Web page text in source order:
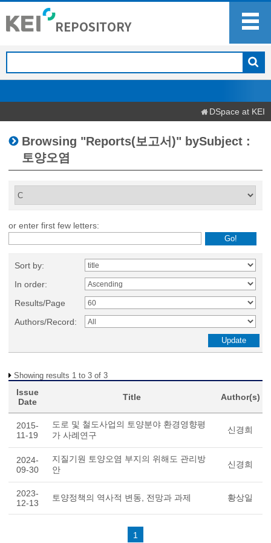
DSpace at KEI
Browsing "Reports(보고서)" bySubject :
토양오염
or enter first few letters:
Sort by:
In order:
Results/Page
Authors/Record:
Showing results 1 to 3 of 3
Issue
Date
Title Author(s)
2015-
11-19
도로 및 철도사업의 토양분야 환경영향평
가 사례연구
신경희
2024-
09-30
지질기원 토양오염 부지의 위해도 관리방
안
신경희
2023-
12-13
토양정책의 역사적 변동, 전망과 과제 황상일
1